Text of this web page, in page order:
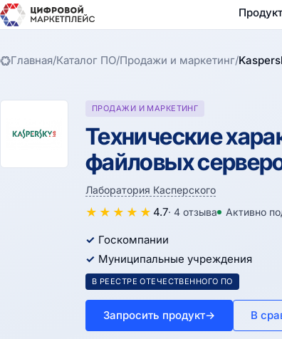
Главная/Каталог ПО/Продажи и маркетинг/
ПРОДАЖИ И МАРКЕТИНГ
Технические
файловых
Лаборатория Касперского
★ ★ ★ ★ ★ 4.7· 4 отзыва Активно
Госкомпании
Муниципальные учреждения
В РЕЕСТРЕ ОТЕЧЕСТВЕННОГО ПО
Запросить продукт→ В